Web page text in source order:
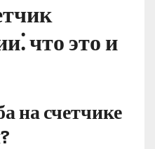
что это и
на счетчике